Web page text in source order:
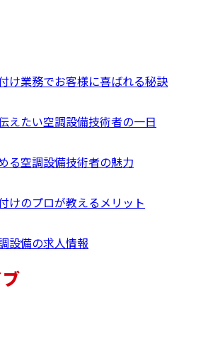
け業務でお客様に喜ばれる秘訣
えたい空調設備技術者の一日
る空調設備技術者の魅力
けのプロが教えるメリット
設備の求人情報